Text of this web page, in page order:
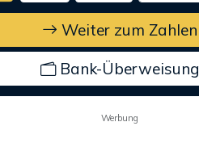
Weiter zum Zahlen
Bank-Überweisung
Werbung